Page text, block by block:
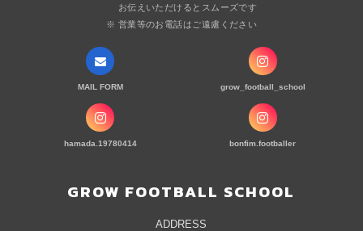
お伝えいただけるとスムーズです
営業等のお電話はご遠慮ください
MAIL FORM grow_football_school
hamada.19780414 bonfim.footballer
GROW FOOTBALL SCHOOL
ADDRESS